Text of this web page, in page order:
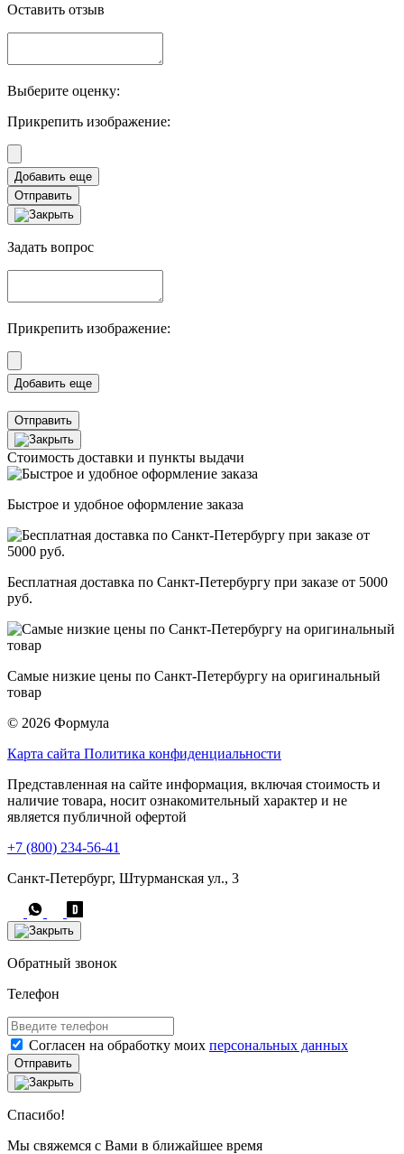
Оставить отзыв
Выберите оценку:
Прикрепить изображение:
Отправить
Задать вопрос
Прикрепить изображение:
Отправить
Стоимость доставки и пункты выдачи
Быстрое и удобное оформление заказа
Бесплатная доставка по Санкт-Петербургу при заказе от 5000
руб.
Самые низкие цены по Санкт-Петербургу на оригинальный
товар
© 2026 Формула
Карта сайта Политика конфиденциальности
Представленная на сайте информация, включая стоимость и
наличие товара, носит ознакомительный характер и не
является публичной офертой
+7 (800) 234-56-41
Санкт-Петербург, Штурманская ул., 3
Обратный звонок
Телефон
Согласен на обработку моих персональных данных
Отправить
Спасибо!
Мы свяжемся с Вами в ближайшее время